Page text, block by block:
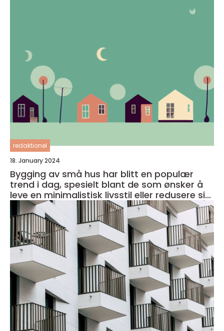
redaktionel
18. January 2024
Bygging av små hus har blitt en populær
trend i dag, spesielt blant de som ønsker å
leve en minimalistisk livsstil eller redusere sitt
fotavtrykk på miljøet